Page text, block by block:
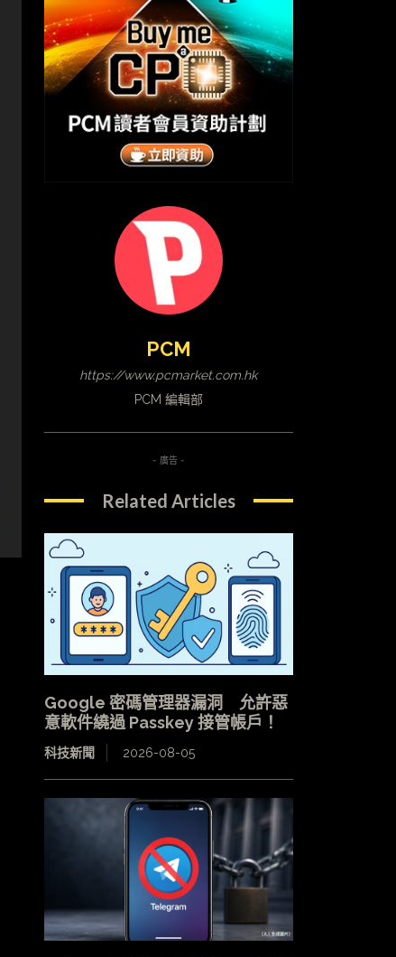
PCM
https://www.pcmarket.com.hk
PCM 編輯部
- 廣告 -
Related Articles
Google 密碼管理器漏洞 允許惡
意軟件繞過 Passkey 接管帳戶！
科技新聞 2026-08-05